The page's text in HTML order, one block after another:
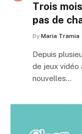
Trois
pas de
By Maria Tramia
Depuis
de jeux vidéo
nouvelles…